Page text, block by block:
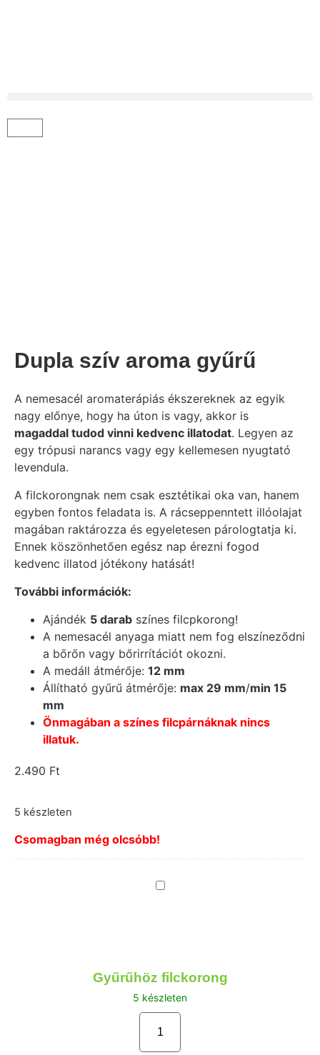
Dupla szív aroma gyűrű
A nemesacél aromaterápiás ékszereknek az egyik
nagy előnye, hogy ha úton is vagy, akkor is
magaddal tudod vinni kedvenc illatodat. Legyen az
egy trópusi narancs vagy egy kellemesen nyugtató
levendula.
A filckorongnak nem csak esztétikai oka van, hanem
egyben fontos feladata is. A rácseppenntett illóolajat
magában raktározza és egyeletesen párologtatja ki.
Ennek köszönhetően egész nap érezni fogod
kedvenc illatod jótékony hatását!
További információk:
Ajándék 5 darab színes filcpkorong!
A nemesacél anyaga miatt nem fog elszíneződni
a bőrőn vagy bőrirrítációt okozni.
A medáll átmérője: 12 mm
Állítható gyűrű átmérője: max 29 mm/min 15
mm
Önmagában a színes filcpárnáknak nincs
illatuk.
2.490 Ft
5 készleten
Csomagban még olcsóbb!
Gyűrűhöz
filckorong
Gyűrűhöz filckorong
5 készleten